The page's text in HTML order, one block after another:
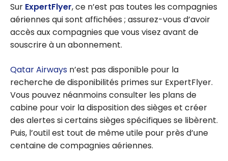
Sur ExpertFlyer, ce n’est pas toutes les compagnies
aériennes qui sont affichées ; assurez-vous d’avoir
accès aux compagnies que vous visez avant de
souscrire à un abonnement.
Qatar Airways n’est pas disponible pour la
recherche de disponibilités primes sur ExpertFlyer.
Vous pouvez néanmoins consulter les plans de
cabine pour voir la disposition des sièges et créer
des alertes si certains sièges spécifiques se libèrent.
Puis, l’outil est tout de même utile pour près d’une
centaine de compagnies aériennes.